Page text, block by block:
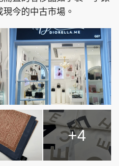
今的中古市場。
+4